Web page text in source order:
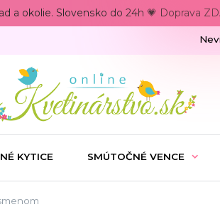
a okolie. Slovensko do 24h 💗 Doprava
KYTICE SMÚTOČNÉ VENCE